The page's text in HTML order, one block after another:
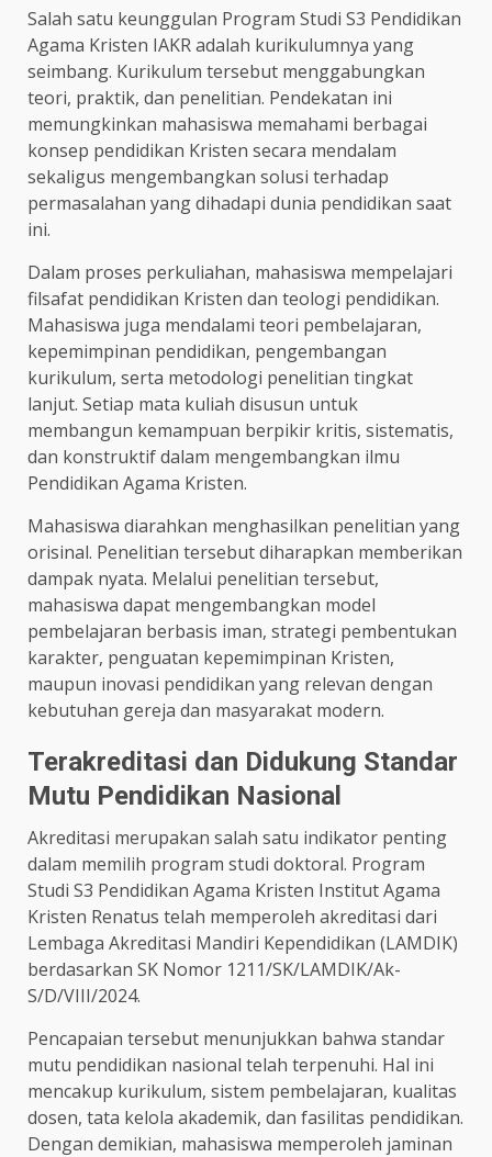
Salah satu keunggulan Program Studi S3 Pendidikan
Agama Kristen IAKR adalah kurikulumnya yang
seimbang. Kurikulum tersebut menggabungkan
teori, praktik, dan penelitian. Pendekatan ini
memungkinkan mahasiswa memahami berbagai
konsep pendidikan Kristen secara mendalam
sekaligus mengembangkan solusi terhadap
permasalahan yang dihadapi dunia pendidikan saat
ini.
Dalam proses perkuliahan, mahasiswa mempelajari
filsafat pendidikan Kristen dan teologi pendidikan.
Mahasiswa juga mendalami teori pembelajaran,
kepemimpinan pendidikan, pengembangan
kurikulum, serta metodologi penelitian tingkat
lanjut. Setiap mata kuliah disusun untuk
membangun kemampuan berpikir kritis, sistematis,
dan konstruktif dalam mengembangkan ilmu
Pendidikan Agama Kristen.
Mahasiswa diarahkan menghasilkan penelitian yang
orisinal. Penelitian tersebut diharapkan memberikan
dampak nyata. Melalui penelitian tersebut,
mahasiswa dapat mengembangkan model
pembelajaran berbasis iman, strategi pembentukan
karakter, penguatan kepemimpinan Kristen,
maupun inovasi pendidikan yang relevan dengan
kebutuhan gereja dan masyarakat modern.
Terakreditasi dan Didukung Standar
Mutu Pendidikan Nasional
Akreditasi merupakan salah satu indikator penting
dalam memilih program studi doktoral. Program
Studi S3 Pendidikan Agama Kristen Institut Agama
Kristen Renatus telah memperoleh akreditasi dari
Lembaga Akreditasi Mandiri Kependidikan (LAMDIK)
berdasarkan SK Nomor 1211/SK/LAMDIK/Ak-
S/D/VIII/2024.
Pencapaian tersebut menunjukkan bahwa standar
mutu pendidikan nasional telah terpenuhi. Hal ini
mencakup kurikulum, sistem pembelajaran, kualitas
dosen, tata kelola akademik, dan fasilitas pendidikan.
Dengan demikian, mahasiswa memperoleh jaminan